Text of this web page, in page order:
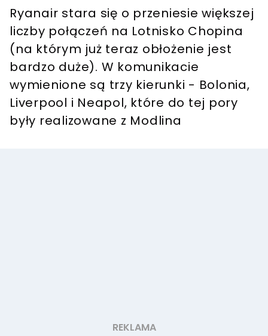
Ryanair stara się o przeniesie większej
liczby połączeń na Lotnisko Chopina
(na którym już teraz obłożenie jest
bardzo duże). W komunikacie
wymienione są trzy kierunki - Bolonia,
Liverpool i Neapol, które do tej pory
były realizowane z Modlina